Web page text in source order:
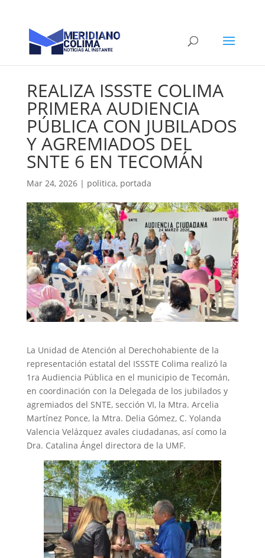
REALIZA ISSSTE COLIMA
PRIMERA AUDIENCIA
PÚBLICA CON JUBILADOS
Y AGREMIADOS DEL
SNTE 6 EN TECOMÁN
Mar 24, 2026| politica, portada
La Unidad de Atención al Derechohabiente de la
representación estatal del ISSSTE Colima realizó la
1ra Audiencia Pública en el municipio de Tecomán,
en coordinación con la Delegada de los jubilados y
agremiados del SNTE, sección VI, la Mtra. Arcelia
Martínez Ponce, la Mtra. Delia Gómez, C. Yolanda
Valencia Velázquez avales ciudadanas, así como la
Dra. Catalina Ángel directora de la UMF.